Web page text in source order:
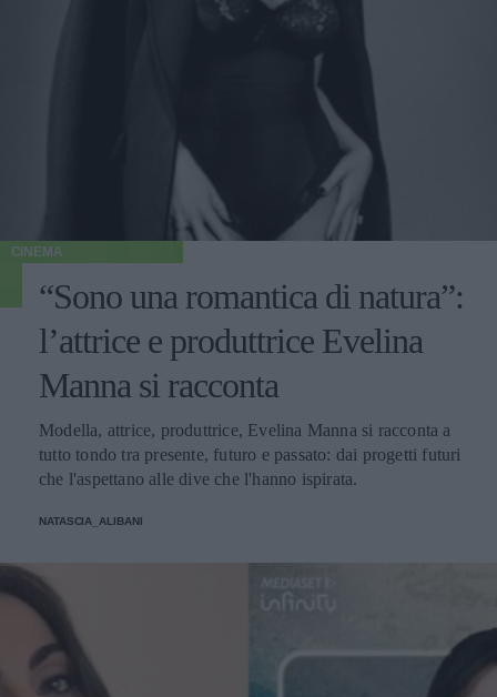
CINEMA
“Sono una romantica di natura”:
l’attrice e produttrice Evelina
Manna si racconta
Modella, attrice, produttrice, Evelina Manna si racconta a
tutto tondo tra presente, futuro e passato: dai progetti futuri
che l'aspettano alle dive che l'hanno ispirata.
NATASCIA_ALIBANI